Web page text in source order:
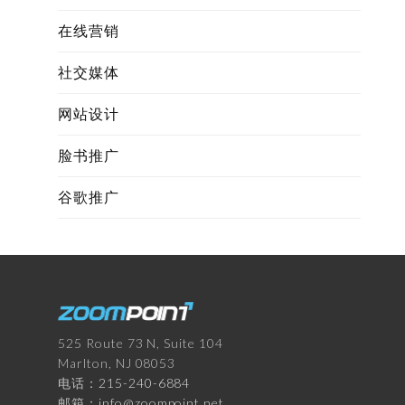
在线营销
社交媒体
网站设计
脸书推广
谷歌推广
525 Route 73 N, Suite 104
Marlton, NJ 08053
电话： 215-240-6884